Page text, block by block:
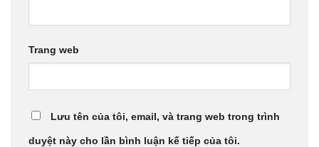
Trang web
Lưu tên của tôi, email, và trang web trong trình
duyệt này cho lần bình luận kế tiếp của tôi.